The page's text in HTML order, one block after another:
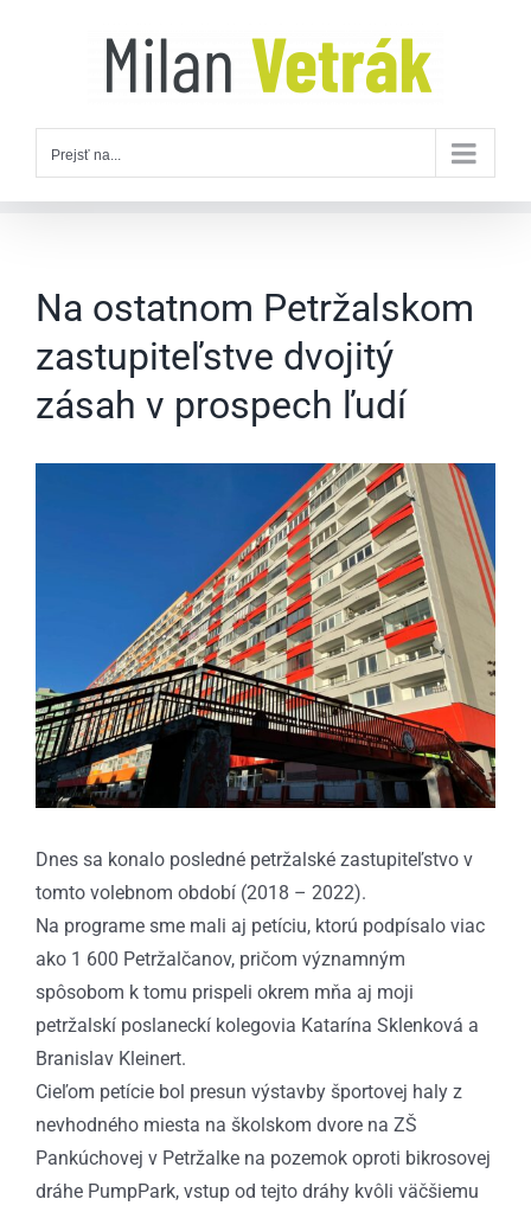
Prejsť na...
Na ostatnom Petržalskom
zastupiteľstve dvojitý
zásah v prospech ľudí
Dnes sa konalo posledné petržalské zastupiteľstvo v
tomto volebnom období (2018 – 2022).
Na programe sme mali aj petíciu, ktorú podpísalo viac
ako 1 600 Petržalčanov, pričom významným
spôsobom k tomu prispeli okrem mňa aj moji
petržalskí poslaneckí kolegovia Katarína Sklenková a
Branislav Kleinert.
Cieľom petície bol presun výstavby športovej haly z
nevhodného miesta na školskom dvore na ZŠ
Pankúchovej v Petržalke na pozemok oproti bikrosovej
dráhe PumpPark, vstup od tejto dráhy kvôli väčšiemu